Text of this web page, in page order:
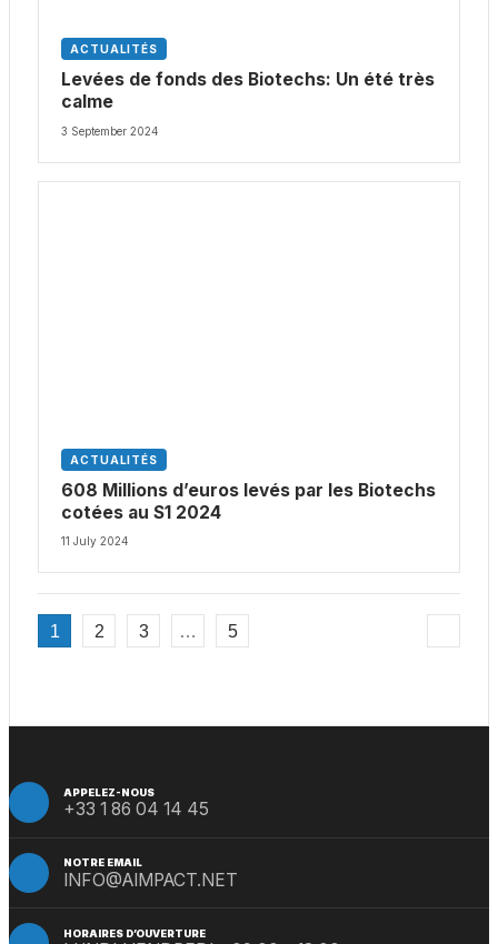
ACTUALITÉS
Levées de fonds des Biotechs: Un été très
calme
3 September 2024
ACTUALITÉS
608 Millions d’euros levés par les Biotechs
cotées au S1 2024
11 July 2024
1 2 3 … 5
APPELEZ-NOUS
+33 1 86 04 14 45
NOTRE EMAIL
INFO@AIMPACT.NET
HORAIRES D’OUVERTURE